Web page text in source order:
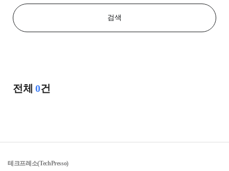
전체 0건
검색
테크프레소(TechPresso)